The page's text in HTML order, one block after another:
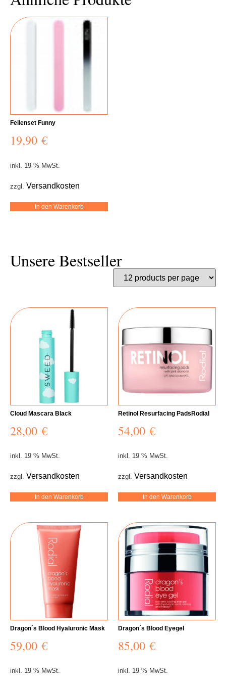
Feilenset Funny
19,90 €
inkl. 19 % MwSt.
zzgl. Versandkosten
In den Warenkorb
Unsere Bestseller
Cloud Mascara Black
28,00 €
inkl. 19 % MwSt.
zzgl. Versandkosten
In den Warenkorb
Retinol Resurfacing PadsRodial
54,00 €
inkl. 19 % MwSt.
zzgl. Versandkosten
In den Warenkorb
Dragon´s Blood Hyaluronic Mask
59,00 €
inkl. 19 % MwSt.
Dragon´s Blood Eyegel
85,00 €
inkl. 19 % MwSt.